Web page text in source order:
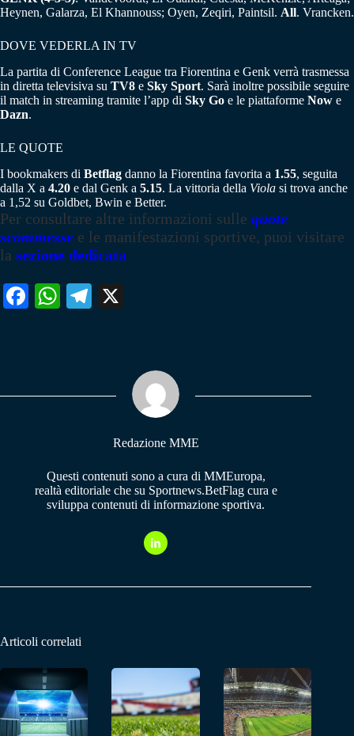
Heynen, Galarza, El Khannouss; Oyen, Zeqiri, Paintsil. All. Vrancken.
DOVE VEDERLA IN TV
La partita di Conference League tra Fiorentina e Genk verrà trasmessa
in diretta televisiva su TV8 e Sky Sport. Sarà inoltre possibile seguire
il match in streaming tramite l’app di Sky Go e le piattaforme Now e
Dazn.
LE QUOTE
I bookmakers di Betflag danno la Fiorentina favorita a 1.55, seguita
dalla X a 4.20 e dal Genk a 5.15. La vittoria della Viola si trova anche
a 1,52 su Goldbet, Bwin e Better.
Per consultare altre informazioni sulle quote
scommesse e le manifestazioni sportive, puoi visitare
la sezione dedicata
Fa W
pp
Te
m
Redazione MME
Questi contenuti sono a cura di MMEuropa,
realtà editoriale che su Sportnews.BetFlag cura e
sviluppa contenuti di informazione sportiva.
Articoli correlati